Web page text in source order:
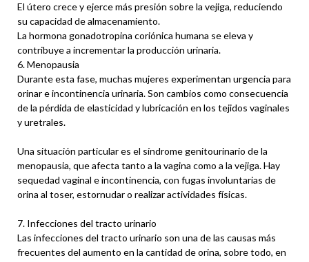
El útero crece y ejerce más presión sobre la vejiga, reduciendo
su capacidad de almacenamiento.
La hormona gonadotropina coriónica humana se eleva y
contribuye a incrementar la producción urinaria.
6. Menopausia
Durante esta fase, muchas mujeres experimentan urgencia para
orinar e incontinencia urinaria. Son cambios como consecuencia
de la pérdida de elasticidad y lubricación en los tejidos vaginales
y uretrales.
Una situación particular es el síndrome genitourinario de la
menopausia, que afecta tanto a la vagina como a la vejiga. Hay
sequedad vaginal e incontinencia, con fugas involuntarias de
orina al toser, estornudar o realizar actividades físicas.
7. Infecciones del tracto urinario
Las infecciones del tracto urinario son una de las causas más
frecuentes del aumento en la cantidad de orina, sobre todo, en